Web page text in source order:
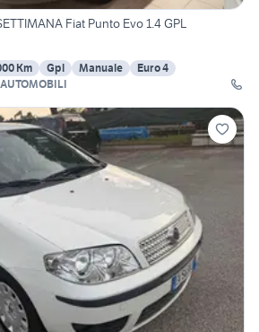
Fiat Punto Evo 1.4 GPL
Km Gpl Manuale
Euro 4